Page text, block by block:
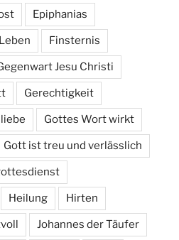
Epiphanias
Finsternis
Jesu Christi
Gerechtigkeit
Gottes Wort wirkt
Gott ist treu und verlässlich
Heilung Hirten
Johannes der Täufer